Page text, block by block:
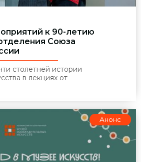
к 90-летию
Союза
столетней истории
в лекциях от
Анонс